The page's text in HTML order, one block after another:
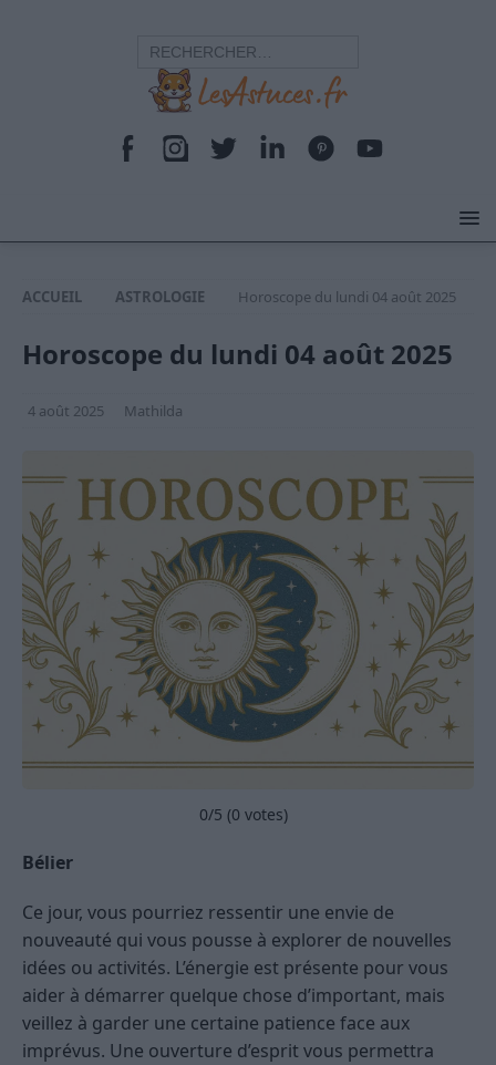
ACCUEIL ASTROLOGIE Horoscope du lundi 04 août 2025
Horoscope du lundi 04 août 2025
4 août 2025 Mathilda
0/5 (0 votes)
Bélier
Ce jour, vous pourriez ressentir une envie de
nouveauté qui vous pousse à explorer de nouvelles
idées ou activités. L’énergie est présente pour vous
aider à démarrer quelque chose d’important, mais
veillez à garder une certaine patience face aux
imprévus. Une ouverture d’esprit vous permettra